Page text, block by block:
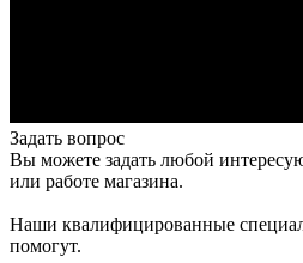
Задать вопрос
Вы можете задать любой
или работе магазина.
Наши квалифицированные
помогут.